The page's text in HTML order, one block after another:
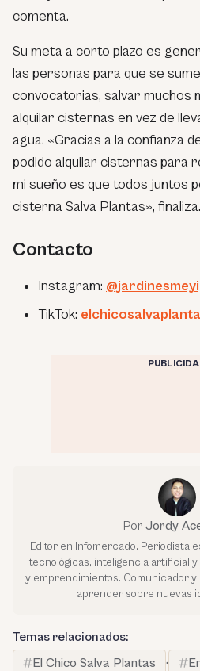
comenta.
Su meta a corto plazo es
las personas para que se
convocatorias, salvar muchos
alquilar cisternas en vez de
agua. «Gracias a la confianza
podido alquilar cisternas para
mi sueño es que todos juntos
cisterna Salva Plantas», finaliza.
Contacto
Instagram:
TikTok:
Por Jordy
Editor en Infomercado. Periodista
tecnológicas, inteligencia artificial
y emprendimientos. Comunicador
aprender sobre nuevas
Temas relacionados:
El Chico Salva Plantas
·